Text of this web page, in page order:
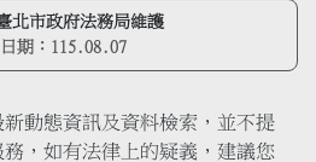
北市政府法務局維護
期： 115.08.07
動態資訊及資料檢索，並不提
，如有法律上的疑義，建議您